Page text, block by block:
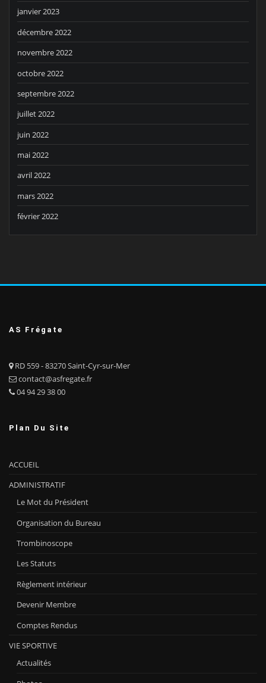
janvier 2023
décembre 2022
novembre 2022
octobre 2022
septembre 2022
juillet 2022
juin 2022
mai 2022
avril 2022
mars 2022
février 2022
AS Frégate
RD 559 - 83270 Saint-Cyr-sur-Mer
contact@asfregate.fr
04 94 29 38 00
Plan Du Site
ACCUEIL
ADMINISTRATIF
Le Mot du Président
Organisation du Bureau
Trombinoscope
Les Statuts
Règlement intérieur
Devenir Membre
Comptes Rendus
VIE SPORTIVE
Actualités